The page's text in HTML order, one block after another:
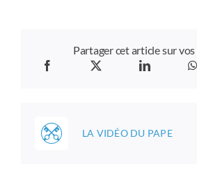
Partager cet article sur
LA VIDÉO DU PAPE